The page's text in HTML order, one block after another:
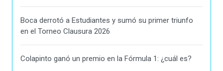
Boca derrotó a Estudiantes y sumó su primer triunfo
en el Torneo Clausura 2026
Colapinto ganó un premio en la Fórmula 1: ¿cuál es?